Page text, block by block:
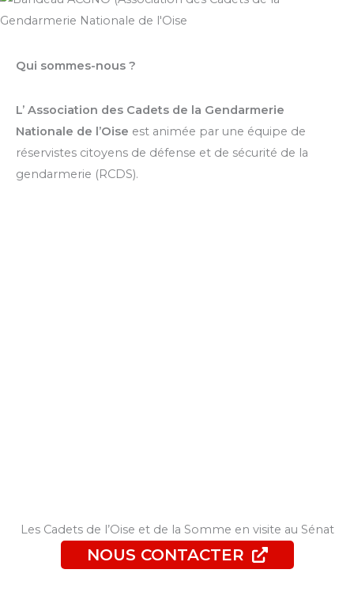
Qui sommes-nous ?
L’ Association des Cadets de la Gendarmerie
Nationale de l’Oise est animée par une équipe de
réservistes citoyens de défense et de sécurité de la
gendarmerie (RCDS).
Les Cadets de l’Oise et de la Somme en visite au Sénat
NOUS CONTACTER